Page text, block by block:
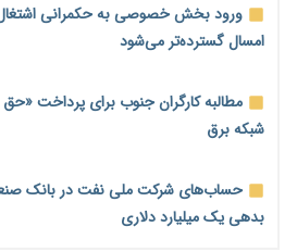
ورود بخش خصوصی به حکمرانی
امسال گسترده‌تر می‌شود
مطالبه کارگران جنوب برای پرداخت
شبکه برق
حساب‌های شرکت ملی نفت در بانک
بدهی یک میلیارد دلاری